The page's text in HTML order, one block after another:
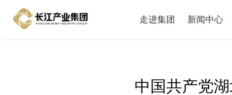
走进集团 新闻中心
中国共产党